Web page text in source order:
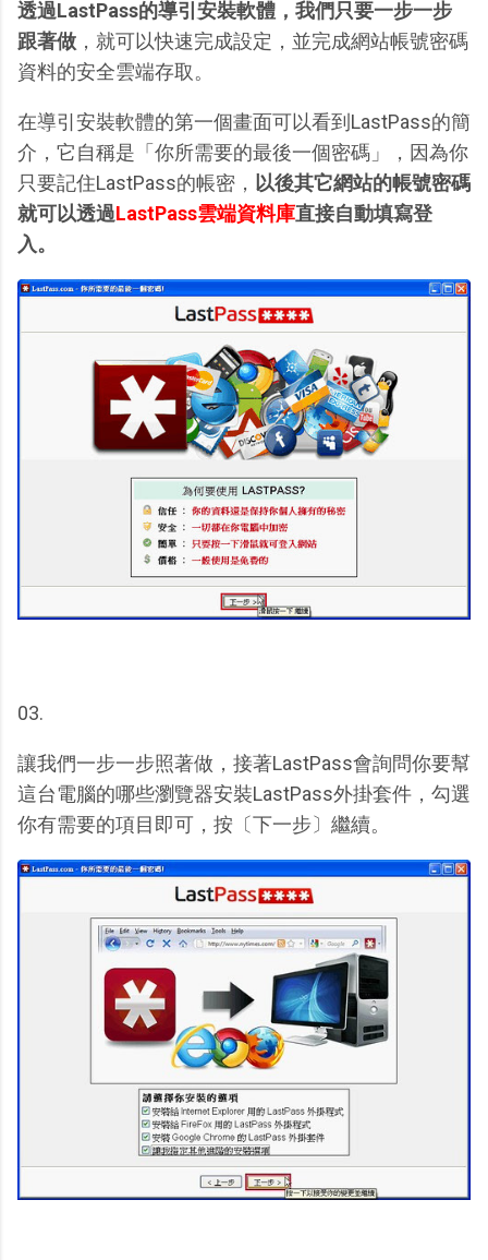
透過LastPass的導引安裝軟體，我們只要一步一步
跟著做 ，就可以快速完成設定，並完成網站帳號密碼
資料的安全雲端存取。
在導引安裝軟體的第一個畫面可以看到LastPass的簡
介，它自稱是「你所需要的最後一個密碼」，因為你
只要記住LastPass的帳密， 以後其它網站的帳號密碼
就可以透過LastPass雲端資料庫直接自動填寫登
入。
03.
讓我們一步一步照著做，接著LastPass會詢問你要幫
這台電腦的哪些瀏覽器安裝LastPass外掛套件，勾選
你有需要的項目即可，按〔下一步〕繼續。